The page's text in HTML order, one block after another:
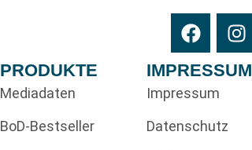
PRODUKTE
Mediadaten
BoD-Bestseller
IMPRESSUM
Impressum
Datenschutz